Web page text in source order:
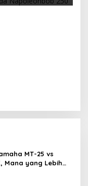
MT-25 vs
Mana yang Lebih